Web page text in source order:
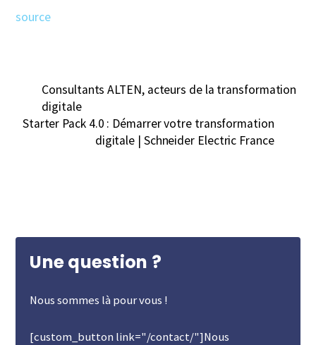
source
Consultants ALTEN, acteurs de la transformation
digitale
Starter Pack 4.0 : Démarrer votre transformation
digitale | Schneider Electric France
Une question ?
Nous sommes là pour vous !
[custom_button link="/contact/"]Nous